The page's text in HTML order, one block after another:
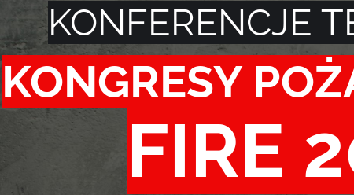
KONGRESY
FIRE
KONFERENCJE